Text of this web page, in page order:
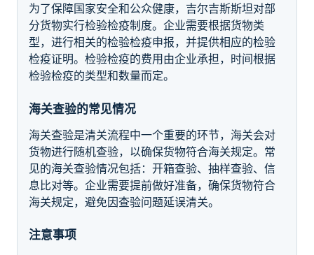
为了保障国家安全和公众健康，吉尔吉斯斯坦对部
分货物实行检验检疫制度。企业需要根据货物类
型，进行相关的检验检疫申报，并提供相应的检验
检疫证明。检验检疫的费用由企业承担，时间根据
检验检疫的类型和数量而定。
海关查验的常见情况
海关查验是清关流程中一个重要的环节，海关会对
货物进行随机查验，以确保货物符合海关规定。常
见的海关查验情况包括：开箱查验、抽样查验、信
息比对等。企业需要提前做好准备，确保货物符合
海关规定，避免因查验问题延误清关。
注意事项